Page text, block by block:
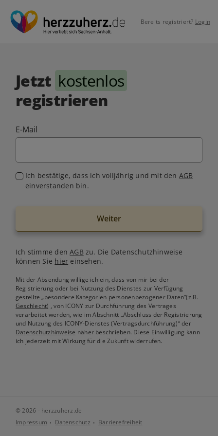
Bereits registriert? Login
Jetzt kostenlos
registrieren
E-Mail
Ich bestätige, dass ich volljährig und mit den AGB
einverstanden bin.
Weiter
Ich stimme denAGB zu. Die Datenschutzhinweise
können Sie hier einsehen.
Mit der Absendung willige ich ein, dass von mir bei der
Registrierung oder bei Nutzung des Dienstes zur Verfügung
gestellte„besondere Kategorien personenbezogener Daten“(z.B.
Geschlecht) , von ICONY zur Durchführung des Vertrages
verarbeitet werden, wie im Abschnitt „Abschluss der Registrierung
und Nutzung des ICONY-Dienstes (Vertragsdurchführung)“ der
Datenschutzhinweise näher beschrieben. Diese Einwilligung kann
ich jederzeit mit Wirkung für die Zukunft widerrufen.
© 2026 - herzzuherz.de
Impressum
Datenschutz Barrierefreiheit